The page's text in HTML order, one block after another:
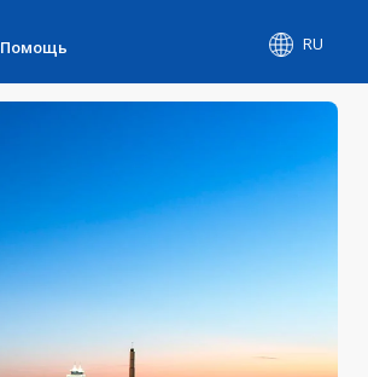
Помощь RU